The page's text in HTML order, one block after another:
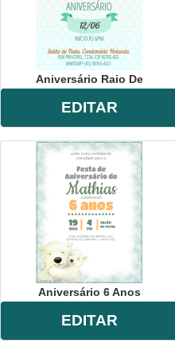
Aniversário Raio De
EDITAR
Aniversário 6 Anos
EDITAR